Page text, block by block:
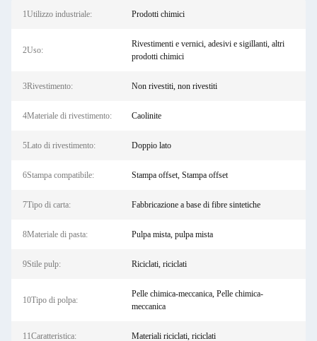
1Utilizzo industriale: Prodotti chimici
2Uso:
Rivestimenti e vernici, adesivi e sigillanti, altri
prodotti chimici
3Rivestimento: Non rivestiti, non rivestiti
4Materiale di rivestimento: Caolinite
5Lato di rivestimento: Doppio lato
6Stampa compatibile: Stampa offset, Stampa offset
7Tipo di carta: Fabbricazione a base di fibre sintetiche
8Materiale di pasta: Pulpa mista, pulpa mista
9Stile pulp: Riciclati, riciclati
10Tipo di polpa:
Pelle chimica-meccanica, Pelle chimica-
meccanica
11Caratteristica: Materiali riciclati, riciclati